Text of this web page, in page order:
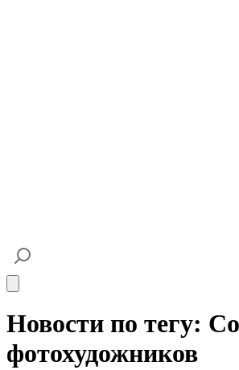
Новости по тегу:
фотохудожников